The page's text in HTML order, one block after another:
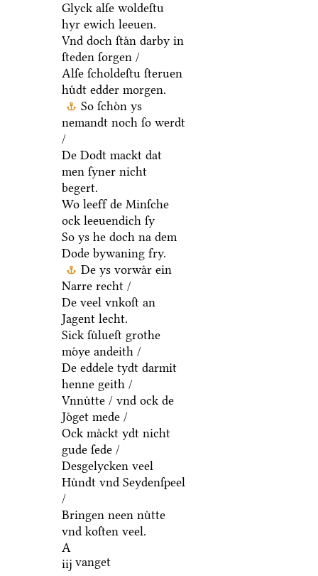
Glyck alſe woldeſtu
hyr ewich leeuen.
Vnd doch ſtaͤn darby in
ſteden ſorgen /
Alſe ſcholdeſtu ſteruen
huͤdt edder morgen.
So ſchoͤn ys
nemandt noch ſo werdt
/
De Dodt mackt dat
men ſyner nicht
begert.
Wo leeff de Minſche
ock leeuendich ſy
So ys he doch na dem
Dode bywaning fry.
De ys vorwaͤr ein
Narre recht /
De veel vnkoſt an
Jagent lecht.
Sick ſuͤlueſt grothe
moͤye andeith /
De eddele tydt darmit
henne geith /
Vnnuͤtte / vnd ock de
Joͤget mede /
Ock maͤckt ydt nicht
gude ſede /
Desgelycken veel
Huͤndt vnd Seydenſpeel
/
Bringen neen nuͤtte
vnd koſten veel.
A
iij vanget